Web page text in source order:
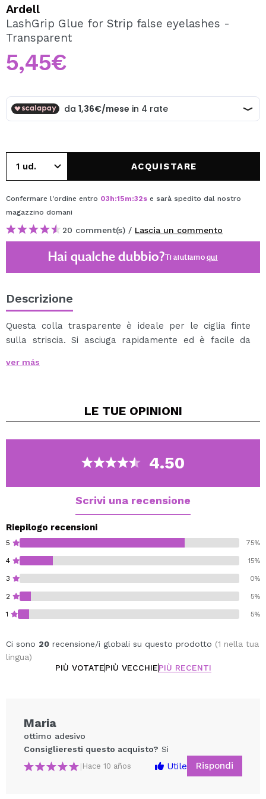
Creando un account su Maquibeauty.it potrai fare i tuoi
acquisti velocemente, controllare lo stato dei tuoi ordini e
Ardell
LashGrip Glue for Strip false eyelashes -
Transparent
5,45€
ACQUISTARE
Confermare l'ordine entro 03h:15m:32s e sarà spedito dal nostro
magazzino domani
20 comment(s) / Lascia un commento
Hai qualche dubbio?Ti aiutiamoqui
Descrizione
Questa colla trasparente è ideale per le ciglia finte
sulla striscia. Si asciuga rapidamente ed è facile da
Directions: Apply a thin line of adhesive along band.
apply lashes. Place band against eyelid as close to
corners and along the band to secure. To Remove:
Gently peel band off lid, starting at the outer corner.
Clean and by peeling off lash adhesive. Place lashes
ver más
LE TUE OPINIONI
4.50
Scrivi una recensione
Riepilogo recensioni
5 75%
4 15%
3 0%
2 5%
1 5%
Ci sono 20 recensione/i globali su questo prodotto (1 nella tua
lingua)
PIÙ VOTATEPIÙ VECCHIEPIÙ RECENTI
Maria
ottimo adesivo
Consiglieresti questo acquisto? Si
| Hace 10 años Utile Rispondi